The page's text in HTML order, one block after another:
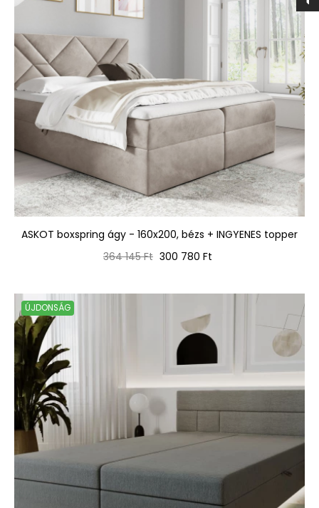
ASKOT boxspring ágy - 160x200, bézs + INGYENES topper
Normál
364 145 Ft Ár
300 780 Ft
ÚJDONSÁG